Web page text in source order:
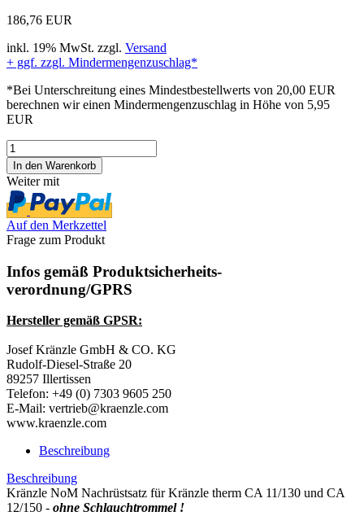
186,76 EUR
inkl. 19% MwSt. zzgl. Versand
+ ggf. zzgl. Mindermengenzuschlag*
*Bei Unterschreitung eines Mindestbestellwerts von 20,00 EUR
berechnen wir einen Mindermengenzuschlag in Höhe von 5,95
EUR
Weiter mit
Auf den Merkzettel
Frage zum Produkt
Infos gemäß Produktsicherheits-
verordnung/GPRS
Hersteller gemäß GPSR:
Josef Kränzle GmbH & CO. KG
Rudolf-Diesel-Straße 20
89257 Illertissen
Telefon: +49 (0) 7303 9605 250
E-Mail: vertrieb@kraenzle.com
www.kraenzle.com
Beschreibung
Beschreibung
Kränzle NoM Nachrüstsatz für Kränzle therm CA 11/130 und CA
12/150 - ohne Schlauchtrommel !